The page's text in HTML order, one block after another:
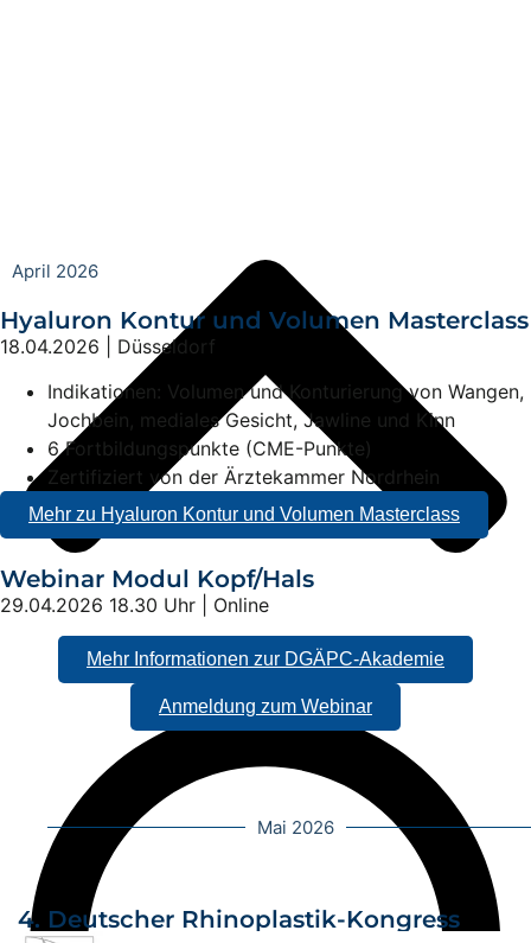
April 2026
Hyaluron Kontur und Volumen Masterclass
18.04.2026 | Düsseldorf
Indikationen: Volumen und Konturierung von Wangen,
Jochbein, mediales Gesicht, Jawline und Kinn
6 Fortbildungspunkte (CME-Punkte)
Zertifiziert von der Ärztekammer Nordrhein
Mehr zu Hyaluron Kontur und Volumen Masterclass
Webinar Modul Kopf/Hals
29.04.2026 18.30 Uhr | Online
Mehr Informationen zur DGÄPC-Akademie
Anmeldung zum Webinar
Mai 2026
4. Deutscher Rhinoplastik-Kongress